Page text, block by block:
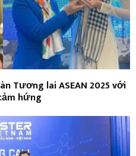
Tương lai ASEAN 2025 với
hứng